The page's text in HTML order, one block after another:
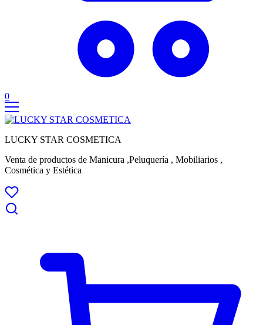
0
LUCKY STAR COSMETICA
Venta de productos de Manicura ,Peluquería , Mobiliarios ,
Cosmética y Estética